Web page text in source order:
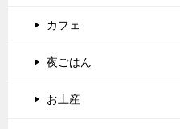
カフェ
夜ごはん
お土産